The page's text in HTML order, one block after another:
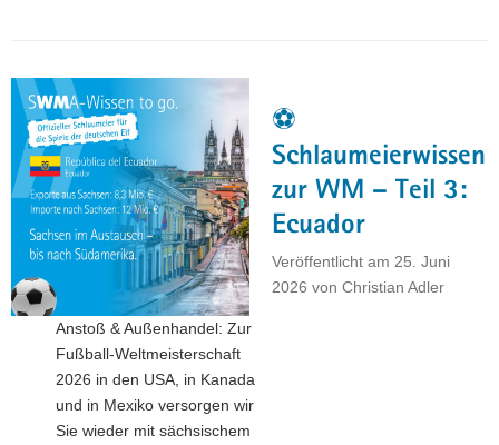
e
n
d
N
i
g
⚽
Schlaumeierwissen
zur WM – Teil 3:
Ecuador
Veröffentlicht am 25. Juni
2026 von Christian Adler
Anstoß & Außenhandel: Zur
Fußball-Weltmeisterschaft
2026 in den USA, in Kanada
und in Mexiko versorgen wir
Sie wieder mit sächsischem